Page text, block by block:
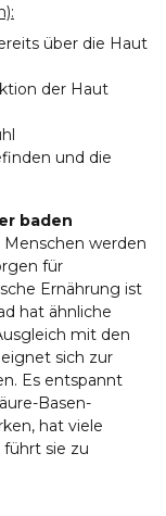
über die Haut
der Haut
und die
baden
werden
für
Ernährung ist
hat ähnliche
mit den
sich zur
Es entspannt
Basen-
hat viele
sie zu